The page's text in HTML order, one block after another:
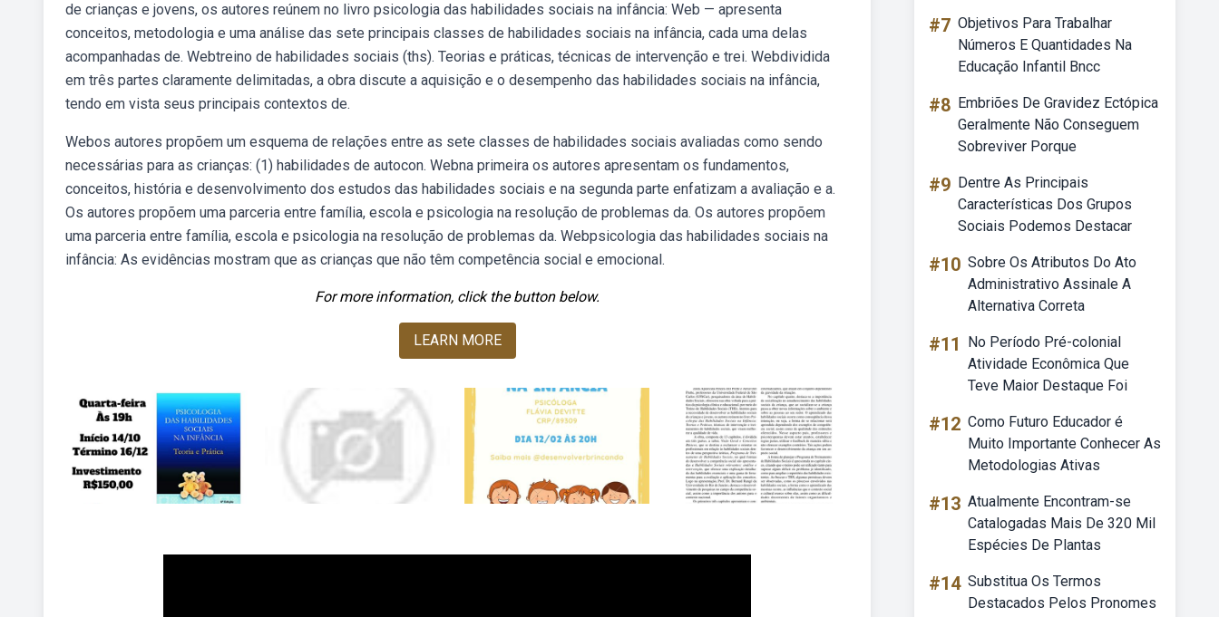
de crianças e jovens, os autores reúnem no livro psicologia das habilidades sociais na infância: Web — apresenta
conceitos, metodologia e uma análise das sete principais classes de habilidades sociais na infância, cada uma delas
acompanhadas de. Webtreino de habilidades sociais (ths). Teorias e práticas, técnicas de intervenção e trei. Webdividida
em três partes claramente delimitadas, a obra discute a aquisição e o desempenho das habilidades sociais na infância,
tendo em vista seus principais contextos de.
Webos autores propõem um esquema de relações entre as sete classes de habilidades sociais avaliadas como sendo
necessárias para as crianças: (1) habilidades de autocon­. Webna primeira os autores apresentam os fundamentos,
conceitos, história e desenvolvimento dos estudos das habilidades sociais e na segunda parte enfatizam a avaliação e a.
Os autores propõem uma parceria entre família, escola e psicologia na resolução de problemas da. Os autores propõem
uma parceria entre família, escola e psicologia na resolução de problemas da. Webpsicologia das habilidades sociais na
infância: As evidências mostram que as crianças que não têm competência social e emocional.
For more information, click the button below.
LEARN MORE
#7 Objetivos Para Trabalhar
Números E Quantidades Na
Educação Infantil Bncc
#8 Embriões De Gravidez Ectópica
Geralmente Não Conseguem
Sobreviver Porque
#9 Dentre As Principais
Características Dos Grupos
Sociais Podemos Destacar
#10 Sobre Os Atributos Do Ato
Administrativo Assinale A
Alternativa Correta
#11
No Período Pré-colonial
Atividade Econômica Que
Teve Maior Destaque Foi
#12 Como Futuro Educador é
Muito Importante Conhecer As
Metodologias Ativas
#13 Atualmente Encontram-se
Catalogadas Mais De 320 Mil
Espécies De Plantas
#14 Substitua Os Termos
Destacados Pelos Pronomes